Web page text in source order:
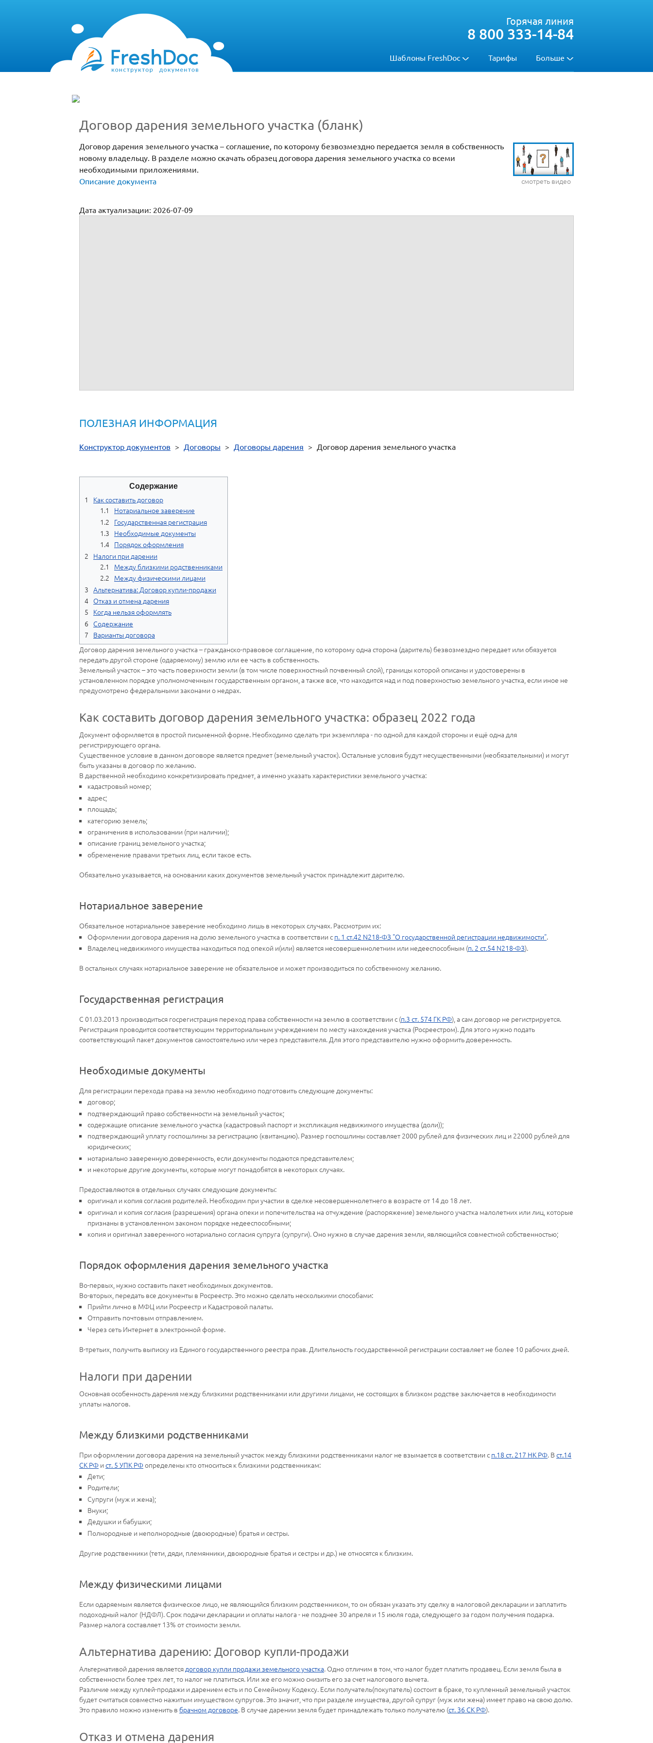
Шаблоны FreshDoc Тарифы Больше
Горячая линия
8 800 333-14-84
Договор дарения земельного участка (бланк)
смотреть видео
Договор дарения земельного участка – соглашение, по которому безвозмездно передается земля в собственность
новому владельцу. В разделе можно скачать образец договора дарения земельного участка со всеми
необходимыми приложениями.
Описание документа
Дата актуализации: 2026-07-09
ПОЛЕЗНАЯ ИНФОРМАЦИЯ
Конструктор документов > Договоры > Договоры дарения > Договор дарения земельного участка
Содержание
Как составить договор
Нотариальное заверение
Государственная регистрация
Необходимые документы
Порядок оформления
Налоги при дарении
Между близкими родственниками
Между физическими лицами
Альтернатива: Договор купли-продажи
Отказ и отмена дарения
Когда нельзя оформлять
Содержание
Варианты договора
Договор дарения земельного участка – гражданско-правовое соглашение, по которому одна сторона (даритель) безвозмездно передает или обязуется
передать другой стороне (одаряемому) землю или ее часть в собственность.
Земельный участок – это часть поверхности земли (в том числе поверхностный почвенный слой), границы которой описаны и удостоверены в
установленном порядке уполномоченным государственным органом, а также все, что находится над и под поверхностью земельного участка, если иное не
предусмотрено федеральными законами о недрах.
Как составить договор дарения земельного участка: образец 2022 года
Документ оформляется в простой письменной форме. Необходимо сделать три экземпляра - по одной для каждой стороны и ещё одна для
регистрирующего органа.
Существенное условие в данном договоре является предмет (земельный участок). Остальные условия будут несущественными (необязательными) и могут
быть указаны в договор по желанию.
В дарственной необходимо конкретизировать предмет, а именно указать характеристики земельного участка:
кадастровый номер;
адрес;
площадь;
категорию земель;
ограничения в использовании (при наличии);
описание границ земельного участка;
обременение правами третьих лиц, если такое есть.
Обязательно указывается, на основании каких документов земельный участок принадлежит дарителю.
Нотариальное заверение
Обязательное нотариальное заверение необходимо лишь в некоторых случаях. Рассмотрим их:
Оформлении договора дарения на долю земельного участка в соответствии с п. 1 ст.42 N218-ФЗ "О государственной регистрации недвижимости".
Владелец недвижимого имущества находиться под опекой и(или) является несовершеннолетним или недееспособным (п. 2 ст.54 N218-ФЗ).
В остальных случаях нотариальное заверение не обязательное и может производиться по собственному желанию.
Государственная регистрация
С 01.03.2013 производиться госрегистрация переход права собственности на землю в соответствии с (п.3 ст. 574 ГК РФ), а сам договор не регистрируется.
Регистрация проводится соответствующим территориальным учреждением по месту нахождения участка (Росреестром). Для этого нужно подать
соответствующий пакет документов самостоятельно или через представителя. Для этого представителю нужно оформить доверенность.
Необходимые документы
Для регистрации перехода права на землю необходимо подготовить следующие документы:
договор;
подтверждающий право собственности на земельный участок;
содержащие описание земельного участка (кадастровый паспорт и экспликация недвижимого имущества (доли));
подтверждающий уплату госпошлины за регистрацию (квитанцию). Размер госпошлины составляет 2000 рублей для физических лиц и 22000 рублей для
юридических;
нотариально заверенную доверенность, если документы подаются представителем;
и некоторые другие документы, которые могут понадобятся в некоторых случаях.
Предоставляются в отдельных случаях следующие документы:
оригинал и копия согласия родителей. Необходим при участии в сделке несовершеннолетнего в возрасте от 14 до 18 лет.
оригинал и копия согласия (разрешения) органа опеки и попечительства на отчуждение (распоряжение) земельного участка малолетних или лиц, которые
признаны в установленном законом порядке недееспособными;
копия и оригинал заверенного нотариально согласия супруга (супруги). Оно нужно в случае дарения земли, являющийся совместной собственностью;
Порядок оформления дарения земельного участка
Во-первых, нужно составить пакет необходимых документов.
Во-вторых, передать все документы в Росреестр. Это можно сделать несколькими способами:
Прийти лично в МФЦ или Росреестр и Кадастровой палаты.
Отправить почтовым отправлением.
Через сеть Интернет в электронной форме.
В-третьих, получить выписку из Единого государственного реестра прав. Длительность государственной регистрации составляет не более 10 рабочих дней.
Налоги при дарении
Основная особенность дарения между близкими родственниками или другими лицами, не состоящих в близком родстве заключается в необходимости
уплаты налогов.
Между близкими родственниками
При оформлении договора дарения на земельный участок между близкими родственниками налог не взымается в соответствии с п.18 ст. 217 НК РФ. В ст.14
СК РФ и ст. 5 УПК РФопределены кто относиться к близкими родственникам:
Дети;
Родители;
Супруги (муж и жена);
Внуки;
Дедушки и бабушки;
Полнородные и неполнородные (двоюродные) братья и сестры.
Другие родственники (тети, дяди, племянники, двоюродные братья и сестры и др.) не относятся к близким.
Между физическими лицами
Если одаряемым является физическое лицо, не являющийся близким родственником, то он обязан указать эту сделку в налоговой декларации и заплатить
подоходный налог (НДФЛ). Срок подачи декларации и оплаты налога - не позднее 30 апреля и 15 июля года, следующего за годом получения подарка.
Размер налога составляет 13% от стоимости земли.
Альтернатива дарению: Договор купли-продажи
Альтернативой дарения является договор купли продажи земельного участка. Одно отличим в том, что налог будет платить продавец. Если земля была в
собственности более трех лет, то налог не платиться. Или же его можно снизить его за счет налогового вычета.
Различие между куплей-продажи и дарением есть и по Семейному Кодексу. Если получатель(покупатель) состоит в браке, то купленный земельный участок
будет считаться совместно нажитым имуществом супругов. Это значит, что при разделе имущества, другой супруг (муж или жена) имеет право на свою долю.
Это правило можно изменить в брачном договоре. В случае дарении земля будет принадлежать только получателю (ст. 36 СК РФ).
Отказ и отмена дарения